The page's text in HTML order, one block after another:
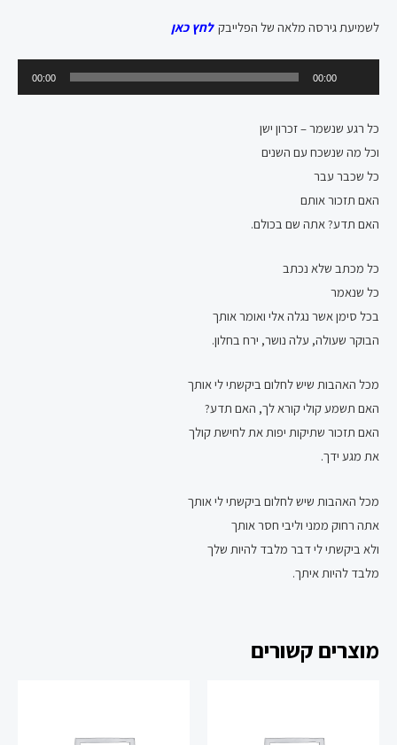
לשמיעת גירסה מלאה של הפלייבק לחץ כאן
אודיו
00:00
00:00
כל רגע שנשמר – זכרון ישן
וכל מה שנשכח עם השנים
כל שכבר עבר
האם תזכור אותם
האם תדע? אתה שם בכולם.
כל מכתב שלא נכתב
כל שנאמר
בכל סימן אשר נגלה אלי ואומר אותך
הבוקר שעולה, עלה נושר, ירח בחלון.
מכל האהבות שיש לחלום ביקשתי לי אותך
האם תשמע קולי קורא לך, האם תדע?
האם תזכור שתיקות יפות את לחישת קולך
את מגע ידך.
מכל האהבות שיש לחלום ביקשתי לי אותך
אתה רחוק ממני וליבי חסר אותך
ולא ביקשתי לי דבר מלבד להיות שלך
מלבד להיות איתך.
מוצרים קשורים